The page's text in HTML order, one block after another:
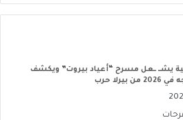
يشــ ــعل مسرح “أعياد بيروت” ويكشف
بيرلا حرب